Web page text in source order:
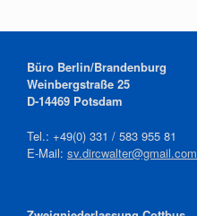
Büro Berlin/Brandenburg
Weinbergstraße 25
D-14469 Potsdam
Tel.: +49(0) 331 / 583 955 81
E-Mail: sv.dircwalter@gmail.com